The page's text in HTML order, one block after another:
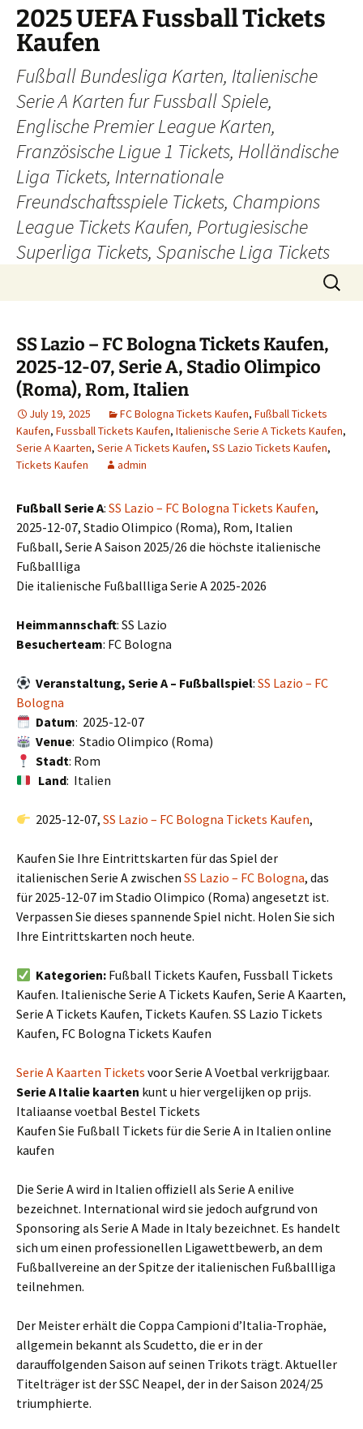
Skip
content
2025 UEFA Fussball Tickets
Kaufen
Fußball Bundesliga Karten, Italienische
Serie A Karten fur Fussball Spiele,
Englische Premier League Karten,
Französische Ligue 1 Tickets, Holländische
Liga Tickets, Internationale
Freundschaftsspiele Tickets, Champions
League Tickets Kaufen, Portugiesische
Superliga Tickets, Spanische Liga Tickets
Search
for:
SS Lazio – FC Bologna Tickets Kaufen,
2025-12-07, Serie A, Stadio Olimpico
(Roma), Rom, Italien
July 19, 2025 FC Bologna Tickets Kaufen, Fußball Tickets
Kaufen, Fussball Tickets Kaufen, Italienische Serie A Tickets Kaufen,
Serie A Kaarten, Serie A Tickets Kaufen, SS Lazio Tickets Kaufen,
Tickets Kaufen
admin
Fußball Serie A: SS Lazio – FC Bologna Tickets Kaufen,
2025-12-07, Stadio Olimpico (Roma), Rom, Italien
Fußball, Serie A Saison 2025/26 die höchste italienische
Fußballliga
Die italienische Fußballliga Serie A 2025-2026
Heimmannschaft: SS Lazio
Besucherteam: FC Bologna
Veranstaltung, Serie A – Fußballspiel:SS Lazio – FC
Bologna
Datum: 2025-12-07
Venue: Stadio Olimpico (Roma)
Stadt: Rom
Land: Italien
2025-12-07,SS Lazio – FC Bologna Tickets Kaufen,
Kaufen Sie Ihre Eintrittskarten für das Spiel der
italienischen Serie A zwischen SS Lazio – FC Bologna, das
für 2025-12-07 im Stadio Olimpico (Roma) angesetzt ist.
Verpassen Sie dieses spannende Spiel nicht. Holen Sie sich
Ihre Eintrittskarten noch heute.
Kategorien: Fußball Tickets Kaufen, Fussball Tickets
Kaufen. Italienische Serie A Tickets Kaufen, Serie A Kaarten,
Serie A Tickets Kaufen, Tickets Kaufen. SS Lazio Tickets
Kaufen, FC Bologna Tickets Kaufen
Serie A Kaarten Tickets voor Serie A Voetbal verkrijgbaar.
Serie A Italie kaarten kunt u hier vergelijken op prijs.
Italiaanse voetbal Bestel Tickets
Kaufen Sie Fußball Tickets für die Serie A in Italien online
kaufen
Die Serie A wird in Italien offiziell als Serie A enilive
bezeichnet. International wird sie jedoch aufgrund von
Sponsoring als Serie A Made in Italy bezeichnet. Es handelt
sich um einen professionellen Ligawettbewerb, an dem
Fußballvereine an der Spitze der italienischen Fußballliga
teilnehmen.
Der Meister erhält die Coppa Campioni d’Italia-Trophäe,
allgemein bekannt als Scudetto, die er in der
darauffolgenden Saison auf seinen Trikots trägt. Aktueller
Titelträger ist der SSC Neapel, der in der Saison 2024/25
triumphierte.